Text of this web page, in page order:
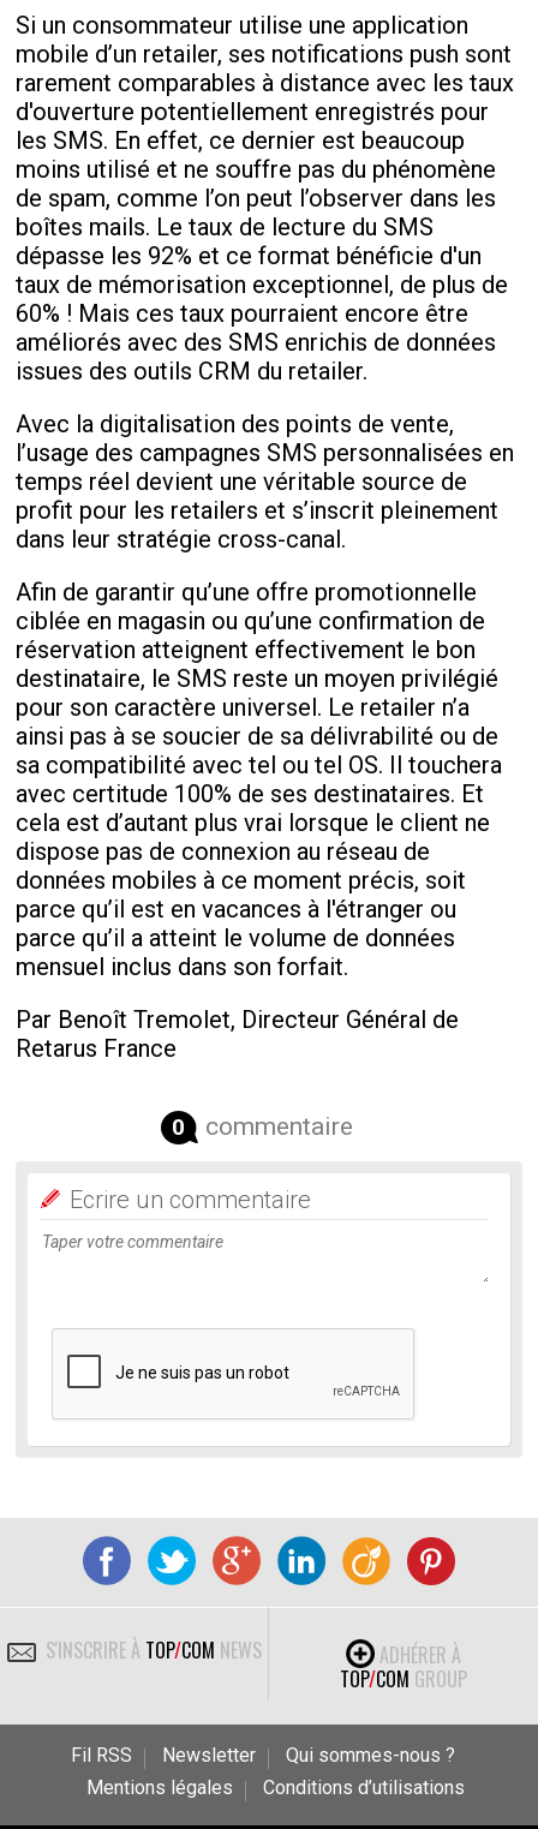
Si un consommateur utilise une application
mobile d’un retailer, ses notifications push sont
rarement comparables à distance avec les taux
d'ouverture potentiellement enregistrés pour
les SMS. En effet, ce dernier est beaucoup
moins utilisé et ne souffre pas du phénomène
de spam, comme l’on peut l’observer dans les
boîtes mails. Le taux de lecture du SMS
dépasse les 92% et ce format bénéficie d'un
taux de mémorisation exceptionnel, de plus de
60% ! Mais ces taux pourraient encore être
améliorés avec des SMS enrichis de données
issues des outils CRM du retailer.
Avec la digitalisation des points de vente,
l’usage des campagnes SMS personnalisées en
temps réel devient une véritable source de
profit pour les retailers et s’inscrit pleinement
dans leur stratégie cross-canal.
Afin de garantir qu’une offre promotionnelle
ciblée en magasin ou qu’une confirmation de
réservation atteignent effectivement le bon
destinataire, le SMS reste un moyen privilégié
pour son caractère universel. Le retailer n’a
ainsi pas à se soucier de sa délivrabilité ou de
sa compatibilité avec tel ou tel OS. Il touchera
avec certitude 100% de ses destinataires. Et
cela est d’autant plus vrai lorsque le client ne
dispose pas de connexion au réseau de
données mobiles à ce moment précis, soit
parce qu’il est en vacances à l'étranger ou
parce qu’il a atteint le volume de données
mensuel inclus dans son forfait.
Par Benoît Tremolet, Directeur Général de
Retarus France
0 commentaire
Ecrire un commentaire
S'INSCRIRE À TOP/COM NEWS
ADHÉRER À
TOP/COM GROUP
Fil RSS Newsletter
Qui sommes-nous ?
Mentions légales
Conditions d’utilisations